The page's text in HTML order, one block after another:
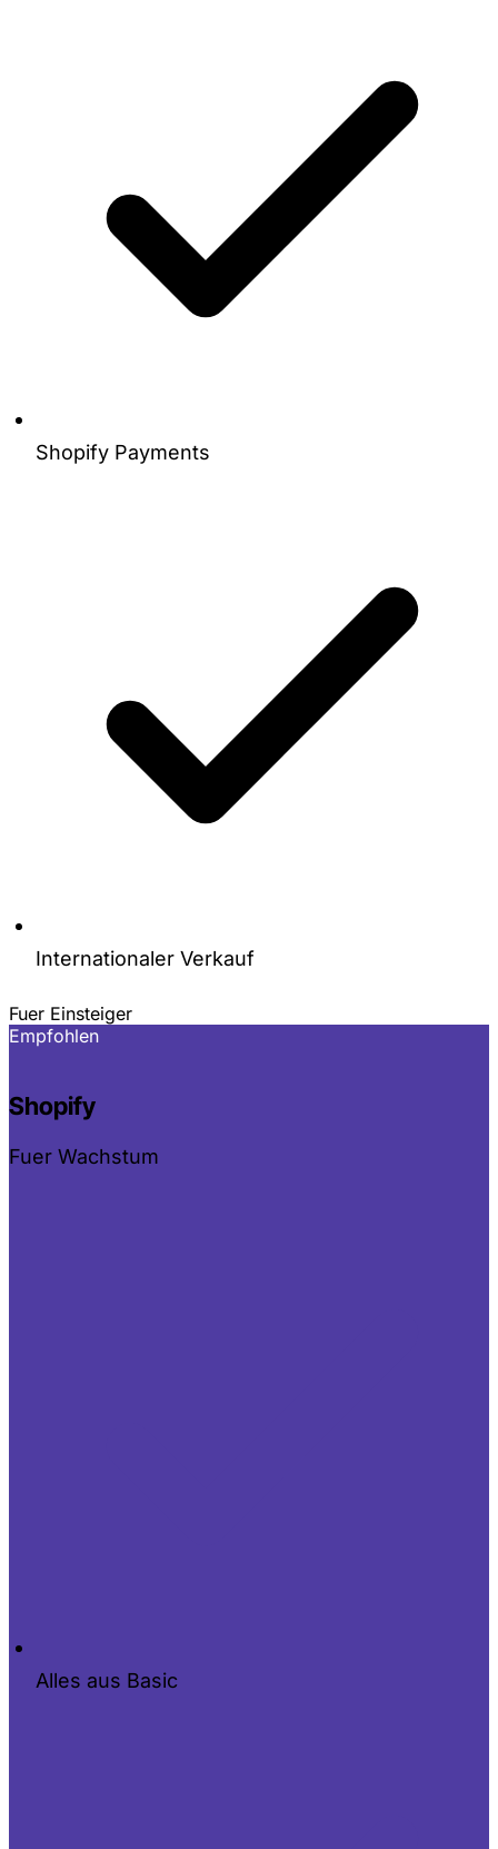
Shopify Payments
Internationaler Verkauf
Fuer Einsteiger
Empfohlen
Shopify
Fuer Wachstum
Alles aus Basic